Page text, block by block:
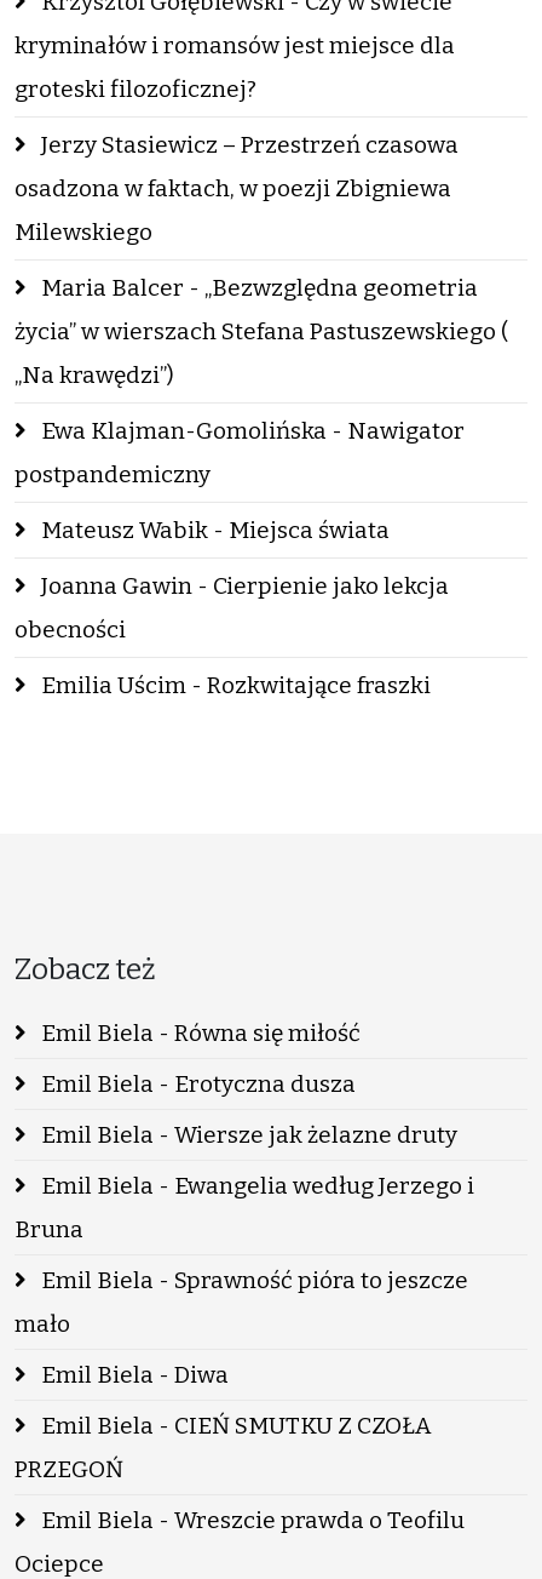
kryminałów i romansów jest miejsce dla
groteski filozoficznej?
Jerzy Stasiewicz – Przestrzeń czasowa
osadzona w faktach, w poezji Zbigniewa
Milewskiego
Maria Balcer - „Bezwzględna geometria
życia” w wierszach Stefana Pastuszewskiego (
„Na krawędzi”)
Ewa Klajman-Gomolińska - Nawigator
postpandemiczny
Mateusz Wabik - Miejsca świata
Joanna Gawin - Cierpienie jako lekcja
obecności
Emilia Uścim - Rozkwitające fraszki
Zobacz też
Emil Biela - Równa się miłość
Emil Biela - Erotyczna dusza
Emil Biela - Wiersze jak żelazne druty
Emil Biela - Ewangelia według Jerzego i
Bruna
Emil Biela - Sprawność pióra to jeszcze
mało
Emil Biela - Diwa
Emil Biela - CIEŃ SMUTKU Z CZOŁA
PRZEGOŃ
Emil Biela - Wreszcie prawda o Teofilu
Ociepce